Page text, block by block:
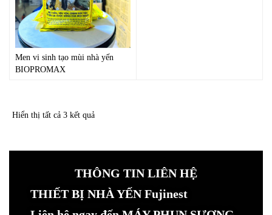
Men vi sinh tạo mùi nhà yến
BIOPROMAX
Hiển thị tất cả 3 kết quả
THÔNG TIN LIÊN HỆ
THIẾT BỊ NHÀ YẾN Fujinest